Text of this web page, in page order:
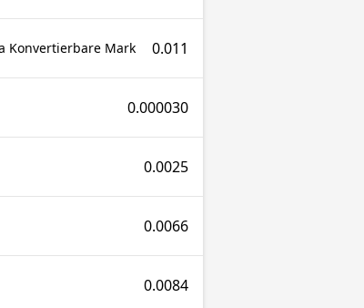
Konvertierbare Mark 0.011
0.000030
0.0025
0.0066
0.0084